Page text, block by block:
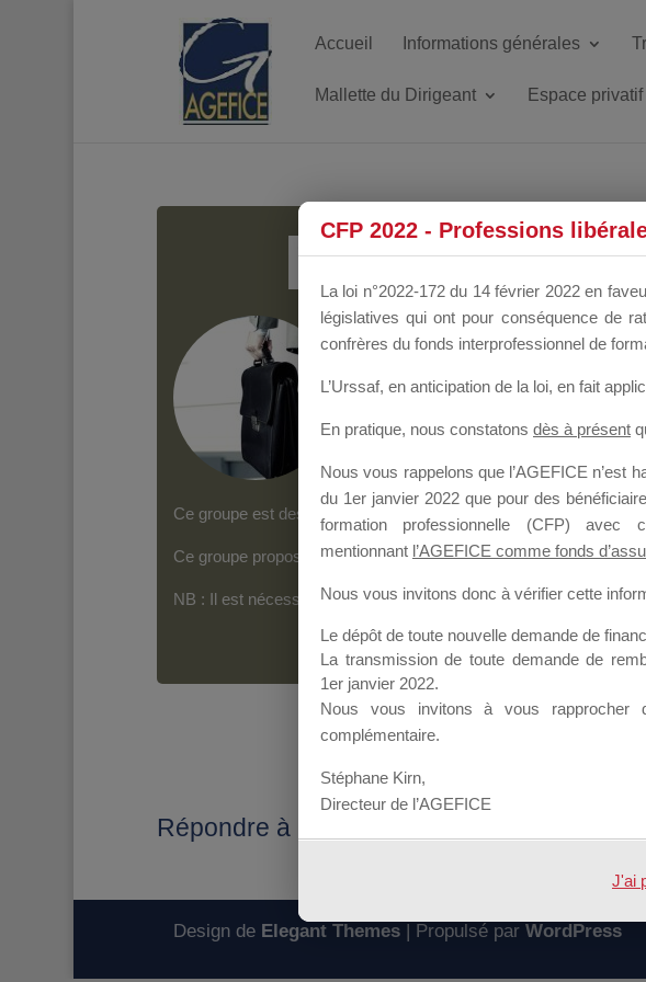
Accueil Informations générales
Mallette du Dirigeant Espace privatif
Groupe Public il y a un mois
Ce groupe est destiné aux Organismes de Formation qui
Ce groupe propose un forum dédié au support sur lequel il est
NB : Il est nécessaire d’êtreinscrit(e)pour pouvoir rejoindre ce
Répondre à : connaitre les actions 2019
Design de Elegant Themes| Propulsé par WordPress
CFP 2022 - Professions
La loi n°2022-172 du 14 février 2022 en
législatives qui ont pour conséquence de
confrères du fonds interprofessionnel de
L’Urssaf, en anticipation de la loi, en fait
En pratique, nous constatons dès à présent
Nous vous rappelons que l’AGEFICE n’est
du 1er janvier 2022 que pour des
formation professionnelle (CFP)
mentionnant l’AGEFICE comme fonds
Nous vous invitons donc à vérifier cette
Le dépôt de toute nouvelle demande de
La transmission de toute demande de
1er janvier 2022.
Nous vous invitons à vous rapprocher
complémentaire.
Stéphane Kirn,
Directeur de l’AGEFICE
J'ai